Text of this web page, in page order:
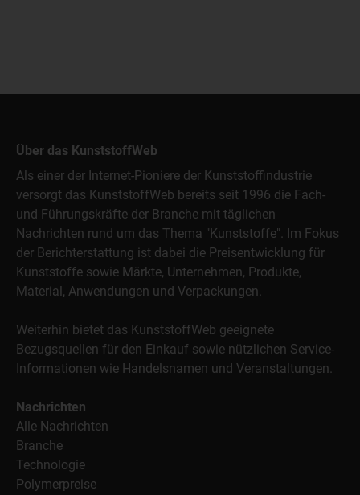
Über das KunststoffWeb
Als einer der Internet-Pioniere der Kunststoffindustrie
versorgt das KunststoffWeb bereits seit 1996 die Fach-
und Führungskräfte der Branche mit täglichen
Nachrichten rund um das Thema "Kunststoffe". Im Fokus
der Berichterstattung ist dabei die Preisentwicklung für
Kunststoffe sowie Märkte, Unternehmen, Produkte,
Material, Anwendungen und Verpackungen.
Weiterhin bietet das KunststoffWeb geeignete
Bezugsquellen für den Einkauf sowie nützlichen Service-
Informationen wie Handelsnamen und Veranstaltungen.
Nachrichten
Alle Nachrichten
Branche
Technologie
Polymerpreise